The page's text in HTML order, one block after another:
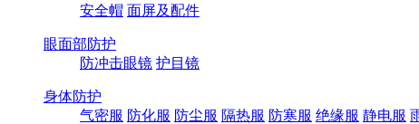
安全帽 面屏及配件
眼面部防护
防冲击眼镜 护目镜
身体防护
气密服 防化服 防尘服 隔热服 防寒服 绝缘服 静电服